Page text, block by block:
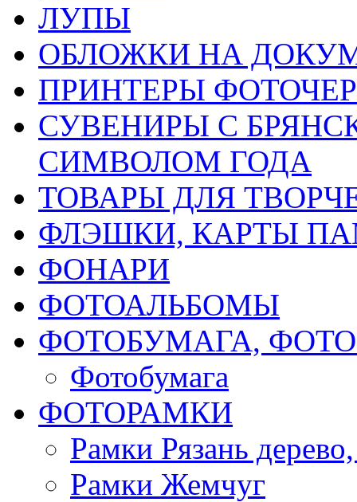
ЛУПЫ
ОБЛОЖКИ НА
ПРИНТЕРЫ
СУВЕНИРЫ С
СИМВОЛОМ ГОДА
ТОВАРЫ ДЛЯ
ФЛЭШКИ, КАРТЫ
ФОНАРИ
ФОТОАЛЬБОМЫ
ФОТОБУМАГА,
Фотобумага
ФОТОРАМКИ
Рамки Рязань
Рамки Жемчуг